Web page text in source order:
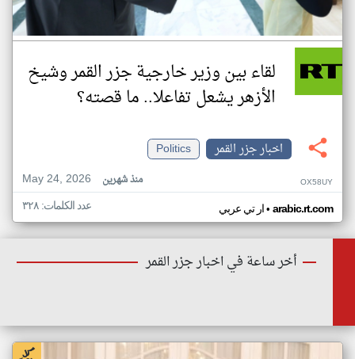
لقاء بين وزير خارجية جزر القمر وشيخ
الأزهر يشعل تفاعلا.. ما قصته؟
اخبار جزر القمر
Politics
May 24, 2026
منذ شهرين OX58UY
ار تي عربي• arabic.rt.com عدد الكلمات: ٣٢٨
أخر ساعة في اخبار جزر القمر